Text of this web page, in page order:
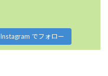
Instagram でフォロー